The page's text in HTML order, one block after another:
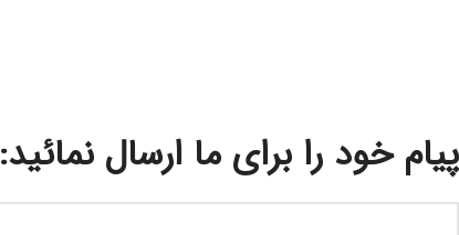
پیام خود را برای ما ارسال نمائید: